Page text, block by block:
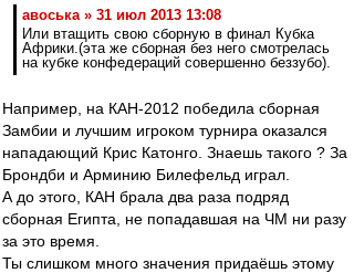
авоська » 31 июл 2013 13:08
Или втащить свою сборную в финал Кубка
Африки.(эта же сборная без него смотрелась
на кубке конфедераций совершенно беззубо).
Например, на КАН-2012 победила сборная
Замбии и лучшим игроком турнира оказался
нападающий Крис Катонго. Знаешь такого ? За
Брондби и Арминию Билефельд играл.
А до этого, КАН брала два раза подряд
сборная Египта, не попадавшая на ЧМ ни разу
за это время.
Ты слишком много значения придаёшь этому